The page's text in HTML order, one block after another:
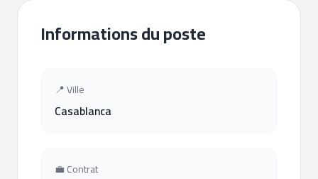
Informations du poste
📍 Ville
Casablanca
💼 Contrat